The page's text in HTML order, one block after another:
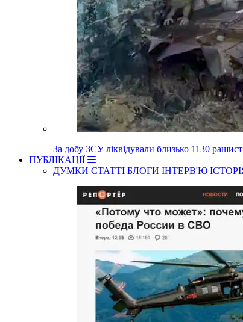
За добу ЗСУ ліквідували близько 1130
ПУБЛІКАЦІЇ
ДУМКИ СТАТТІ БЛОГИ ІНТЕРВ'Ю